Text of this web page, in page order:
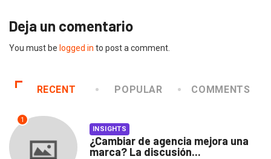
Deja un comentario
You must be logged in to post a comment.
RECENT POPULAR COMMENTS
1
INSIGHTS
¿Cambiar de agencia mejora una
marca? La discusión...